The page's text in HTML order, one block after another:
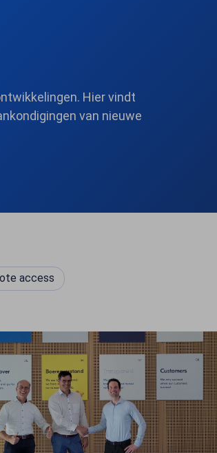
Hier vindt
van nieuwe
access